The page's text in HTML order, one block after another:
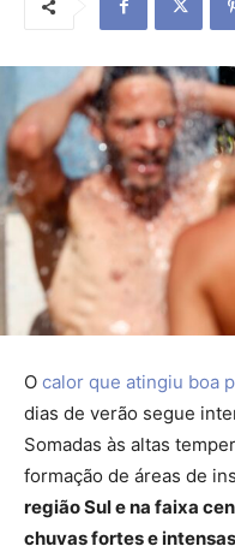
O calor que atingiu boa
dias de verão segue
Somadas às altas
formação de áreas de
região Sul e na faixa
chuvas fortes e